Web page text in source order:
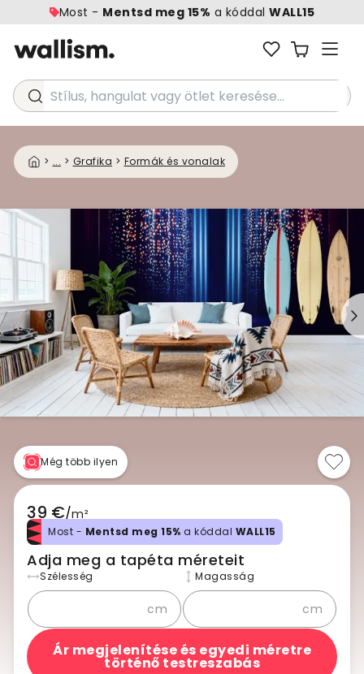
Most - Mentsd meg 15% a kóddalWALL15
Stílus, hangulat vagy ötlet keresése...
> ... > Grafika > Formák és vonalak
Még több ilyen
39 €/m²
Most - Mentsd meg 15% a kóddal WALL15
Adja meg a tapéta méreteit
Szélesség
cm
Magasság
cm
Ár megjelenítése és egyedi méretre
történő testreszabás